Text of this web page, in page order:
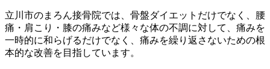
立川市のまろん接骨院では、骨盤ダイエットだけでなく、腰
痛・肩こり・膝の痛みなど様々な体の不調に対して、痛みを
一時的に和らげるだけでなく、痛みを繰り返さないための根
本的な改善を目指しています。